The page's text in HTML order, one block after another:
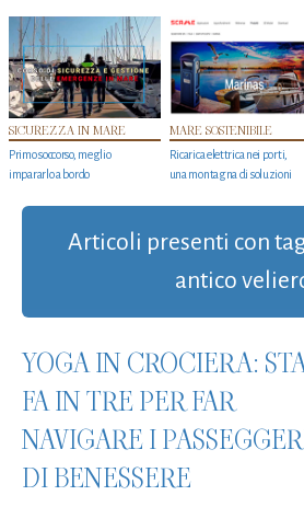
SICUREZZA IN MARE
Primo soccorso, meglio
impararlo a bordo
MARE SOSTENIBILE
Ricarica elettrica nei porti,
una montagna di soluzioni
Articoli presenti con
antico
YOGA IN CROCIERA:
FA IN TRE PER FAR
NAVIGARE I
DI BENESSERE